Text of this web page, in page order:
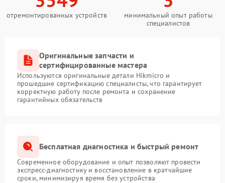
отремонтированных устройств
минимальный опыт работы
специалистов
Оригинальные запчасти и
сертифицированные мастера
Используются оригинальные детали Hikmicro и
прошедшие сертификацию специалисты, что гарантирует
корректную работу после ремонта и сохранение
гарантийных обязательств
Бесплатная диагностика и быстрый ремонт
Современное оборудование и опыт позволяют провести
экспресс-диагностику и восстановление в кратчайшие
сроки, минимизируя время без устройства